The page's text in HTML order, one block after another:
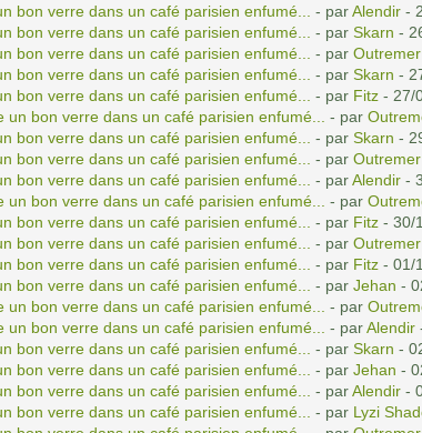
bon verre dans un café parisien enfumé...
- parAlendir-
bon verre dans un café parisien enfumé...
- par Skarn -
bon verre dans un café parisien enfumé...
- par Outremer
bon verre dans un café parisien enfumé...
- par Skarn -
bon verre dans un café parisien enfumé...
- par Fitz- 27/
un bon verre dans un café parisien enfumé...
- par
bon verre dans un café parisien enfumé...
- par Skarn -
bon verre dans un café parisien enfumé...
- par Outremer
bon verre dans un café parisien enfumé...
- parAlendir-
un bon verre dans un café parisien enfumé...
- par
bon verre dans un café parisien enfumé...
- par Fitz- 30/
bon verre dans un café parisien enfumé...
- par Outremer
bon verre dans un café parisien enfumé...
- par Fitz- 01/
bon verre dans un café parisien enfumé...
- par Jehan -
un bon verre dans un café parisien enfumé...
- par
un bon verre dans un café parisien enfumé...
- parAlendir
bon verre dans un café parisien enfumé...
- par Skarn -
bon verre dans un café parisien enfumé...
- par Jehan -
bon verre dans un café parisien enfumé...
- parAlendir-
bon verre dans un café parisien enfumé...
- par Lyzi